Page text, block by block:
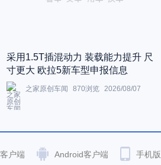
采用1.5T插混动力 装载能力提升 尺
寸更大 欧拉5新车型申报信息
之家原创车闻 870浏览 2026/08/07
户端 Android客户端 手机版